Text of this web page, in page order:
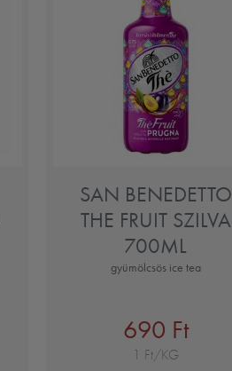
SAN BENEDETTO
THE FRUIT SZILVA
700ML
gyümölcsös ice tea
690 Ft
1 Ft/KG